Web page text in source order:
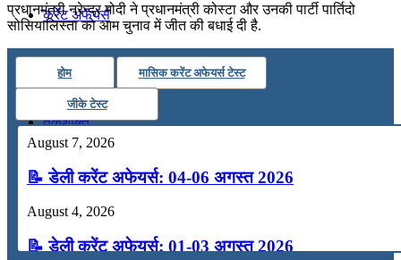
करेंट अफेयर्स
गणित
तर्कशक्ति
कंप्यूटर
प्रधानमंत्री नरेन्‍द्र मोदी ने प्रधानमंत्री कोस्‍टा और उनकी पार्टी पार्तिदो
सोसियालिस्‍ता को आम चुनाव में जीत की बधाई दी है.
होम मासिक करेंट अफेयर्स टेस्ट
जीके टेस्ट
August 7, 2026
📝 डेली करेंट अफेयर्स: 04-06 अगस्त 2026
August 4, 2026
📝 डेली करेंट अफेयर्स: 01-03 अगस्त 2026